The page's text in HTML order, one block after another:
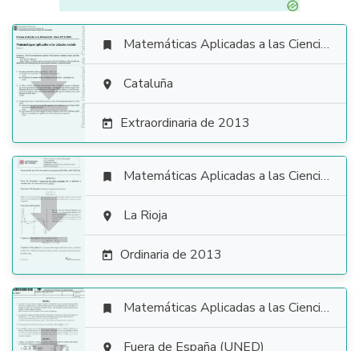

 Matemáticas Aplicadas a las Ciencias Sociales
 Cataluña
 Extraordinaria de 2013

 Matemáticas Aplicadas a las Ciencias Sociales
 La Rioja
 Ordinaria de 2013
 Matemáticas Aplicadas a las Ciencias Sociales
 Fuera de España (UNED)